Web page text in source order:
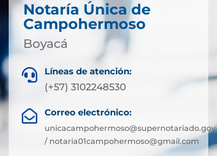
Notaría Única de
Campohermoso
Boyacá
 Líneas de atención:
(+57) 3102248530
 Correo electrónico:
/ notaria01campohermoso@gmail.com